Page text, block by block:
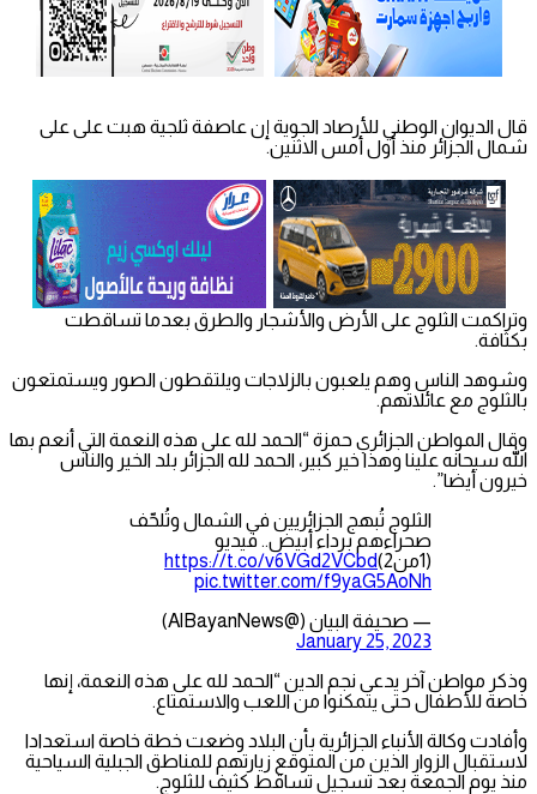
قال الديوان الوطني للأرصاد الجوية إن عاصفة ثلجية هبت على على
شمال الجزائر منذ أول أمس الاثنين.
وتراكمت الثلوج على الأرض والأشجار والطرق بعدما تساقطت
بكثافة.
وشوهد الناس وهم يلعبون بالزلاجات ويلتقطون الصور ويستمتعون
بالثلوج مع عائلاتهم.
وقال المواطن الجزائري حمزة “الحمد لله على هذه النعمة التي أنعم بها
الله سبحانه علينا وهذا خير كبير، الحمد لله الجزائر بلد الخير والناس
خيرون أيضا”.
الثلوج تُبهج الجزائريين في الشمال وتُلحّف
صحراءهم برداء أبيض.. فيديو
(1من2)
https://t.co/v6VGd2VCbd
pic.twitter.com/f9yaG5AoNh
— صحيفة البيان (@AlBayanNews)
January 25, 2023
وذكر مواطن آخر يدعى نجم الدين “الحمد لله على هذه النعمة، إنها
خاصة للأطفال حتى يتمكنوا من اللعب والاستمتاع.
وأفادت وكالة الأنباء الجزائرية بأن البلاد وضعت خطة خاصة استعدادا
لاستقبال الزوار الذين من المتوقع زيارتهم للمناطق الجبلية السياحية
منذ يوم الجمعة بعد تسجيل تساقط كثيف للثلوج.